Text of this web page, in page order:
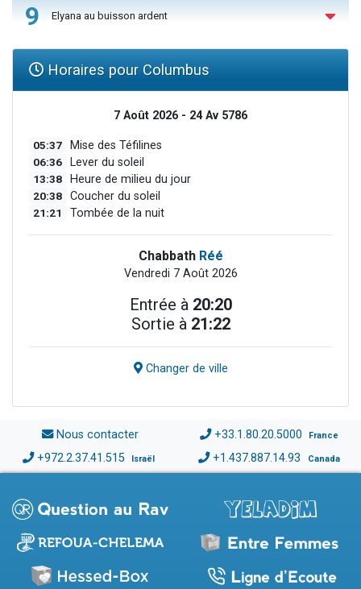
9 Elyana au buisson ardent
Horaires pour Columbus
7 Août 2026 - 24 Av 5786
05:37 Mise des Téfilines
06:36 Lever du soleil
13:38 Heure de milieu du jour
20:38 Coucher du soleil
21:21 Tombée de la nuit
Chabbath Réé
Vendredi 7 Août 2026
Entrée à 20:20
Sortie à 21:22
Changer de ville
Nous contacter +33.1.80.20.5000 France
+972.2.37.41.515 Israël +1.437.887.14.93 Canada